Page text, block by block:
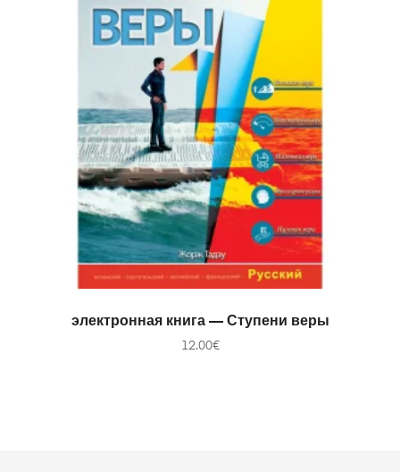
В КОРЗИНУ
электронная книга — Ступени веры
12.00€